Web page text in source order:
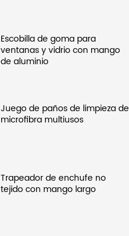
Escobilla de goma para
ventanas y vidrio con mango
de aluminio
Juego de paños de limpieza de
microfibra multiusos
Trapeador de enchufe no
tejido con mango largo